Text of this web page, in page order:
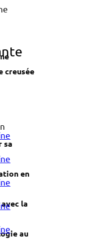
creusée
sa
en
la
au